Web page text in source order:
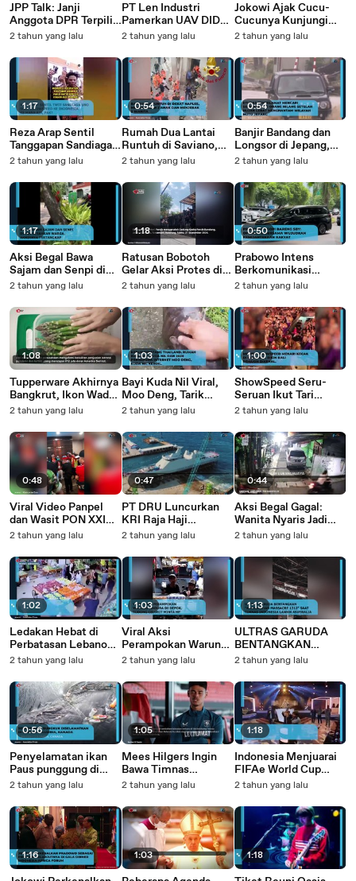
JPP Talk: Janji
Anggota DPR Terpilih
Dalam Bidang Bisnis
2 tahun yang lalu
1:17
Reza Arap Sentil
Tanggapan Sandiaga
Uno soal
Mana Aja Pak?"
2 tahun yang lalu
1:17
Aksi Begal Bawa
Sajam dan Senpi di
Kawasan PIK Gagal,
Tangan Saat Beraksi
2 tahun yang lalu
1:08
Tupperware Akhirnya
Bangkrut, Ikon Wadah
Plastik Dunia Tutup
2 tahun yang lalu
0:48
Viral Video Panpel
dan Wasit PON XXI
Aceh-Sumut Hanya
Panitia Beri
Klarifikasi
2 tahun yang lalu
1:02
Ledakan Hebat di
Perbatasan Lebanon-
Suriah: Hizbullah
Tewas Deskripsi
Singkat:
2 tahun yang lalu
0:56
Penyelamatan ikan
Paus punggung di
Kanada
2 tahun yang lalu
1:16
PT Len Industri
Pamerkan UAV DID
3.11 di Bali
2024, Produk
Andalan Dalam
Negeri
2 tahun yang lalu
0:54
Rumah Dua Lantai
Runtuh di Saviano,
Italia, Tewaskan Tiga
2 tahun yang lalu
1:18
Ratusan Bobotoh
Gelar Aksi Protes di
Graha Persib, Tuntut
Intimidasi
2 tahun yang lalu
1:03
Bayi Kuda Nil Viral,
Moo Deng, Tarik
12.000 Pengunjung
Khao Kheow
2 tahun yang lalu
0:47
PT DRU Luncurkan
KRI Raja Haji
Fisabilillah, OPV 90M
untuk TNI AL
2 tahun yang lalu
1:03
Viral Aksi
Perampokan Warung
Madura di Depok,
HP
2 tahun yang lalu
1:05
Mees Hilgers Ingin
Bawa Timnas
Indonesia Jadi Tim
Dunia
2 tahun yang lalu
1:03
Jokowi Ajak Cucu-
Cucunya Kunjungi
Pameran Alutsista di
Antusias Warga
2 tahun yang lalu
0:54
Banjir Bandang dan
Longsor di Jepang,
Enam Orang Tewas
2 tahun yang lalu
0:50
Prabowo Intens
Berkomunikasi
dengan SBY dan
Kabinet dan Jumlah
Kementerian?
2 tahun yang lalu
1:00
ShowSpeed Seru-
Seruan Ikut Tari
Kecak di Uluwatu,
2 tahun yang lalu
0:44
Aksi Begal Gagal:
Wanita Nyaris Jadi
Korban di Lubang
2 tahun yang lalu
1:13
ULTRAS GARUDA
BENTANGKAN
KANJURUHAN
SAAT TIMNAS
INDONESIA LAWAN
ASUTRALIA
2 tahun yang lalu
1:18
Indonesia Menjuarai
FIFAe World Cup
2024 Football
2 tahun yang lalu
1:18